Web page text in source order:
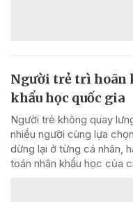
Người trẻ trì hoãn
khẩu học quốc gia
Người trẻ không quay
nhiều người cùng lựa
dừng lại ở từng cá nhân,
toán nhân khẩu học của